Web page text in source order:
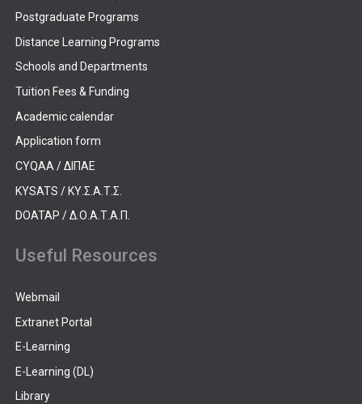
Postgraduate Programs
Distance Learning Programs
Schools and Departments
Tuition Fees & Funding
Academic calendar
Application form
CYQAA / ΔΙΠΑΕ
KYSATS / ΚΥ.Σ.Α.Τ.Σ.
DOATAP / Δ.Ο.Α.Τ.Α.Π.
Useful Resources
Webmail
Extranet Portal
E-Learning
E-Learning (DL)
Library